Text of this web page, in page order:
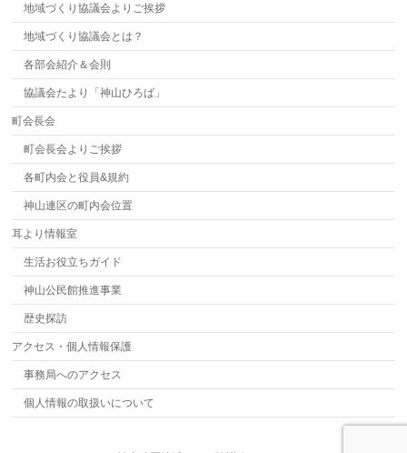
地域づくり協議会よりご挨拶
地域づくり協議会とは？
各部会紹介＆会則
協議会たより「神山ひろば」
町会長会
町会長会よりご挨拶
各町内会と役員&規約
神山連区の町内会位置
耳より情報室
生活お役立ちガイド
神山公民館推進事業
歴史探訪
アクセス・個人情報保護
事務局へのアクセス
個人情報の取扱いについて